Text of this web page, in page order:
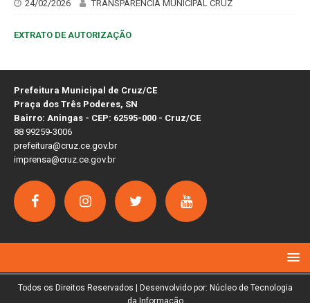
24/02/2026 TRANSPARÊNCIA MUNICIPAL CRUZ
EXTRATO DE AUTORIZAÇÃO
Prefeitura Municipal de Cruz/CE
Praça dos Três Poderes, SN
Bairro: Aningas - CEP: 62595-000 - Cruz/CE
88 99259-3006
prefeitura@cruz.ce.gov.br
imprensa@cruz.ce.gov.br
Todos os Direitos Reservados | Desenvolvido por: Núcleo de Tecnologia
da Informação